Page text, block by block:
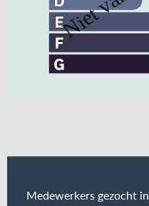
Medewerkers gezocht